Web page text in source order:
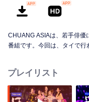
CHUANG ASIAは、若手俳優
番組です。今回は、タイで
子たちを応援しましょう！
プレイリスト